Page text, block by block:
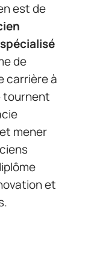
est de
de
carrière à
tournent
mener
et